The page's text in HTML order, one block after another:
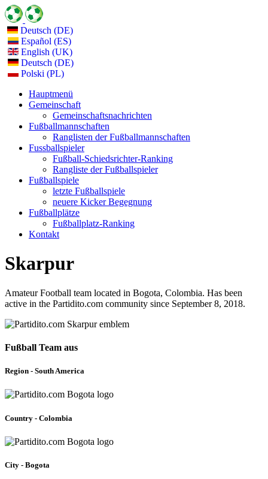
Deutsch (DE)
Español (ES)
English (UK)
Deutsch (DE)
Polski (PL)
Hauptmenü
Gemeinschaft
Gemeinschaftsnachrichten
Fußballmannschaften
Ranglisten der Fußballmannschaften
Fussballspieler
Fußball-Schiedsrichter-Ranking
Rangliste der Fußballspieler
Fußballspiele
letzte Fußballspiele
neuere Kicker Begegnung
Fußballplätze
Fußballplatz-Ranking
Kontakt
Skarpur
Amateur Football team located in Bogota, Colombia. Has been
active in the Partidito.com community since September 8, 2018.
Fußball Team aus
Region - South America
Country - Colombia
City - Bogota